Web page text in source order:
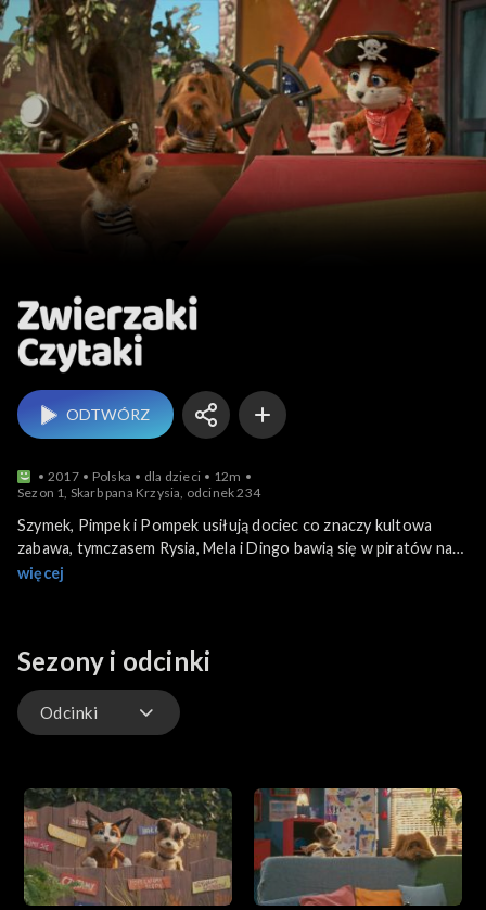
Zwierzaki Czytaki
ODTWÓRZ
2017 Polska dla dzieci
12m
Sezon 1, Skarb pana Krzysia, odcinek 234
Szymek, Pimpek i Pompek usiłują dociec co znaczy kultowa
zabawa, tymczasem Rysia, Mela i Dingo bawią się w piratów na
statku. Nieoczekiwanie pojawia się pan Krzyś ze swoją skrzynią
Krzysia.
więcej
Sezony i odcinki
Odcinki